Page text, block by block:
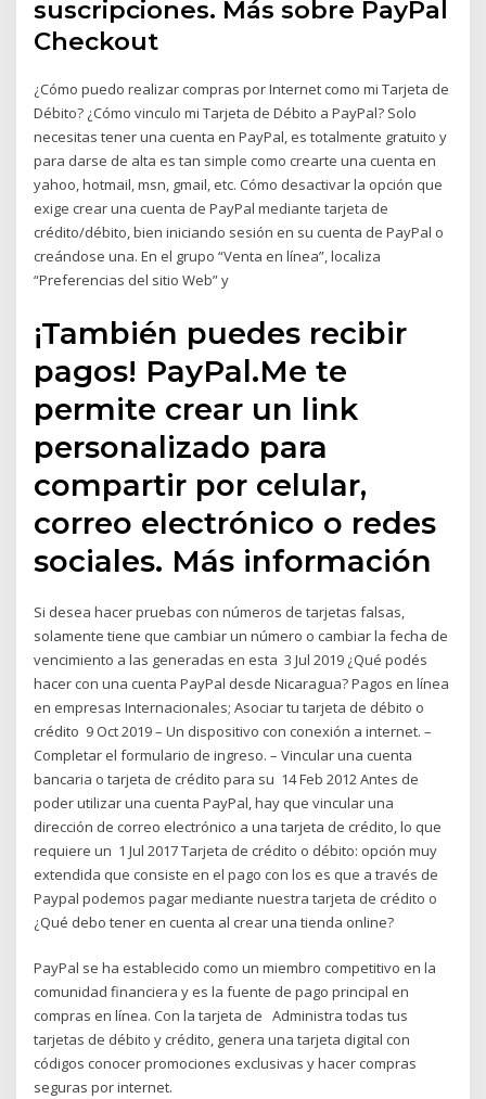
suscripciones. Más sobre PayPal
Checkout
¿Cómo puedo realizar compras por Internet como mi Tarjeta de
Débito? ¿Cómo vinculo mi Tarjeta de Débito a PayPal? Solo
necesitas tener una cuenta en PayPal, es totalmente gratuito y
para darse de alta es tan simple como crearte una cuenta en
yahoo, hotmail, msn, gmail, etc. Cómo desactivar la opción que
exige crear una cuenta de PayPal mediante tarjeta de
crédito/débito, bien iniciando sesión en su cuenta de PayPal o
creándose una. En el grupo “Venta en línea”, localiza
“Preferencias del sitio Web” y
¡También puedes recibir
pagos! PayPal.Me te
permite crear un link
personalizado para
compartir por celular,
correo electrónico o redes
sociales. Más información
Si desea hacer pruebas con números de tarjetas falsas,
solamente tiene que cambiar un número o cambiar la fecha de
vencimiento a las generadas en esta 3 Jul 2019 ¿Qué podés
hacer con una cuenta PayPal desde Nicaragua? Pagos en línea
en empresas Internacionales; Asociar tu tarjeta de débito o
crédito 9 Oct 2019 – Un dispositivo con conexión a internet. –
Completar el formulario de ingreso. – Vincular una cuenta
bancaria o tarjeta de crédito para su 14 Feb 2012 Antes de
poder utilizar una cuenta PayPal, hay que vincular una
dirección de correo electrónico a una tarjeta de crédito, lo que
requiere un 1 Jul 2017 Tarjeta de crédito o débito: opción muy
extendida que consiste en el pago con los es que a través de
Paypal podemos pagar mediante nuestra tarjeta de crédito o
¿Qué debo tener en cuenta al crear una tienda online?
PayPal se ha establecido como un miembro competitivo en la
comunidad financiera y es la fuente de pago principal en
compras en línea. Con la tarjeta de Administra todas tus
tarjetas de débito y crédito, genera una tarjeta digital con
códigos conocer promociones exclusivas y hacer compras
seguras por internet.